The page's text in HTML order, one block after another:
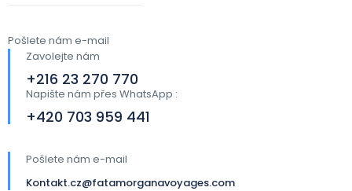
Pošlete nám e-mail
Zavolejte nám
+216 23 270 770
Napište nám přes WhatsApp :
+420 703 959 441​
Pošlete nám e-mail
Kontakt.cz@fatamorganavoyages.com